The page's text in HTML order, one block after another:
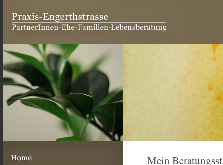
Praxis Engerthstrasse
PartnerInnen-Ehe-Familien-Lebensberatung Mag.
Mein